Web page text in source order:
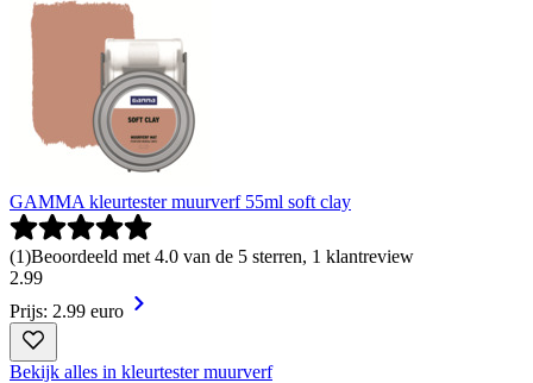
GAMMA kleurtester muurverf 55ml soft clay
(1)Beoordeeld met 4.0 van de 5 sterren, 1 klantreview
2.99
Prijs: 2.99 euro
Bekijk alles in kleurtester muurverf